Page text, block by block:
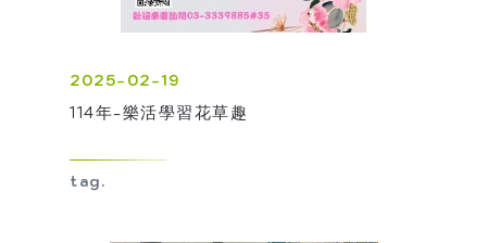
2025-02-19
114年-樂活學習花草趣
tag.